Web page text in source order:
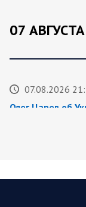
07 АВГУСТА
07.08.2026
Олег Царев об